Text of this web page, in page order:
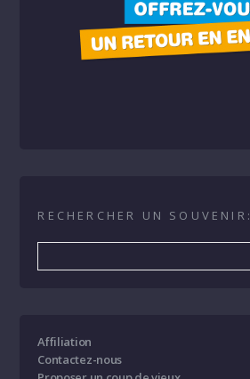
RECHERCHER UN SOUVENIR:
Affiliation
Contactez-nous